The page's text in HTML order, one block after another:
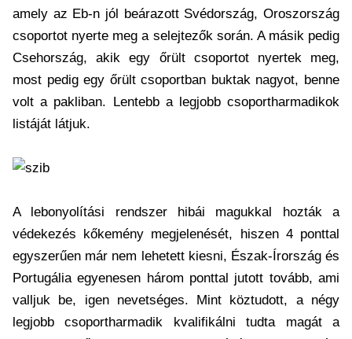
amely az Eb-n jól beárazott Svédország, Oroszország
csoportot nyerte meg a selejtezők során. A másik pedig
Csehország, akik egy őrült csoportot nyertek meg,
most pedig egy őrült csoportban buktak nagyot, benne
volt a pakliban. Lentebb a legjobb csoportharmadikok
listáját látjuk.
A lebonyolítási rendszer hibái magukkal hozták a
védekezés kőkemény megjelenését, hiszen 4 ponttal
egyszerűen már nem lehetett kiesni, Észak-Írország és
Portugália egyenesen három ponttal jutott tovább, ami
valljuk be, igen nevetséges. Mint köztudott, a négy
legjobb csoportharmadik kvalifikálni tudta magát a